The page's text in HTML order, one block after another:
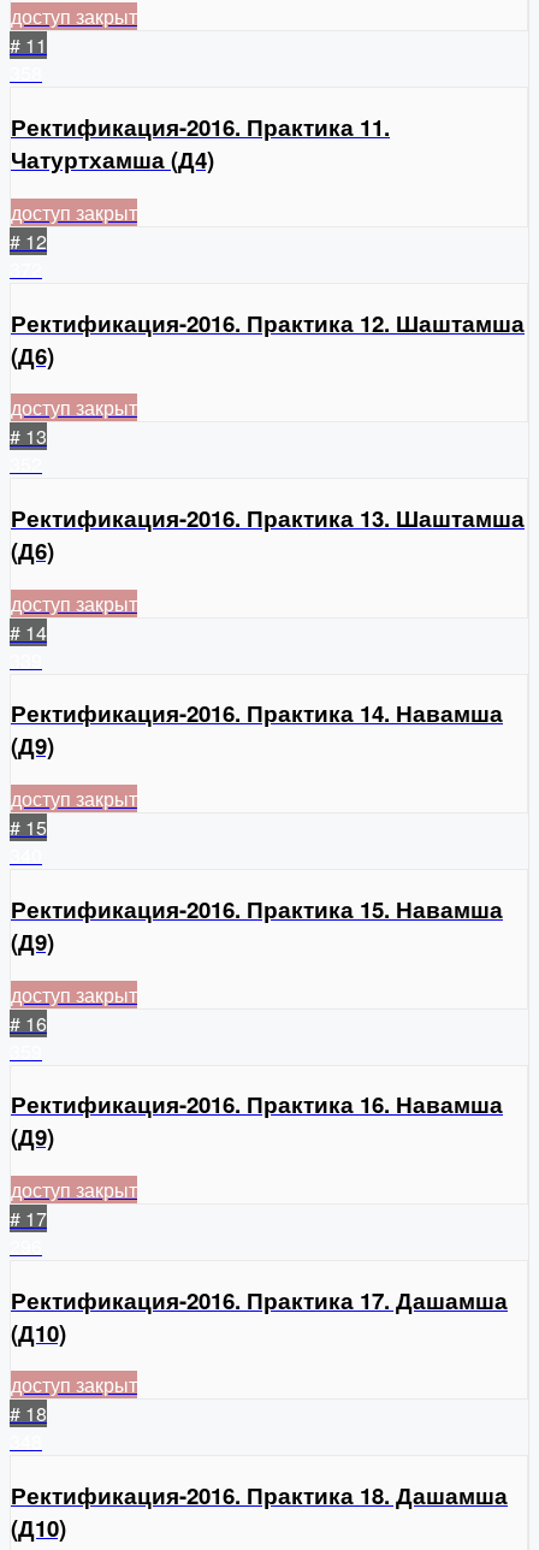
доступ закрыт
# 11
Ректификация-2016. Практика 11.
Чатуртхамша (Д4)
доступ закрыт
# 12
Ректификация-2016. Практика 12. Шаштамша
(Д6)
доступ закрыт
# 13
Ректификация-2016. Практика 13. Шаштамша
(Д6)
доступ закрыт
# 14
Ректификация-2016. Практика 14. Навамша
(Д9)
доступ закрыт
# 15
Ректификация-2016. Практика 15. Навамша
(Д9)
доступ закрыт
# 16
Ректификация-2016. Практика 16. Навамша
(Д9)
доступ закрыт
# 17
Ректификация-2016. Практика 17. Дашамша
(Д10)
доступ закрыт
# 18
Ректификация-2016. Практика 18. Дашамша
(Д10)